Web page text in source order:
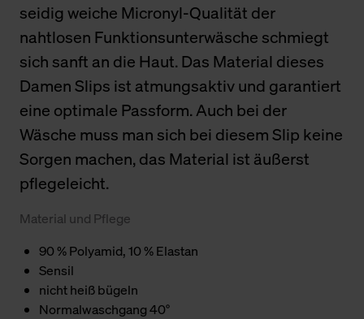
seidig weiche Micronyl-Qualität der
nahtlosen Funktionsunterwäsche schmiegt
sich sanft an die Haut. Das Material dieses
Damen Slips ist atmungsaktiv und garantiert
eine optimale Passform. Auch bei der
Wäsche muss man sich bei diesem Slip keine
Sorgen machen, das Material ist äußerst
pflegeleicht.
Material und Pflege
90 % Polyamid, 10 % Elastan
Sensil
nicht heiß bügeln
Normalwaschgang 40°